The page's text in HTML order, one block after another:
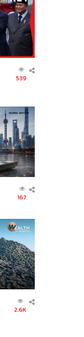
539
167
2.6K